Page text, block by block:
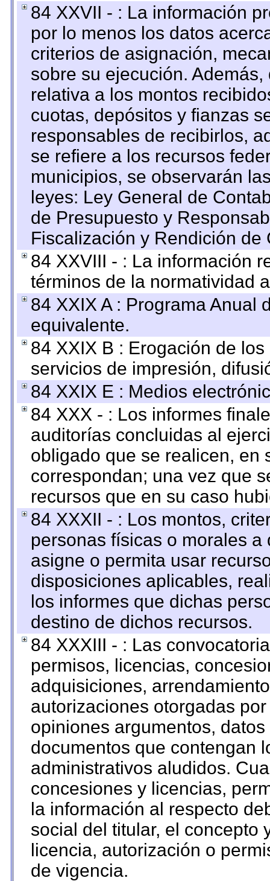
84 XXVII - : La información
por lo menos los datos
criterios de asignación,
sobre su ejecución.
relativa a los montos
cuotas, depósitos y fianzas
responsables de recibirlos,
se refiere a los recursos
municipios, se observarán
leyes: Ley General de
de Presupuesto y
Fiscalización y Rendición
84 XXVIII - : La información
términos de la normatividad
84 XXIX A : Programa Anual
equivalente.
84 XXIX B : Erogación de
servicios de impresión,
84 XXIX E : Medios
84 XXX - : Los informes
auditorías concluidas al
obligado que se realicen, en
correspondan; una vez que
recursos que en su caso
84 XXXII - : Los montos,
personas físicas o morales
asigne o permita usar
disposiciones aplicables,
los informes que dichas
destino de dichos recursos.
84 XXXIII - : Las
permisos, licencias,
adquisiciones,
autorizaciones otorgadas
opiniones argumentos,
documentos que contengan
administrativos aludidos.
concesiones y licencias,
la información al respecto
social del titular, el concepto
licencia, autorización o
de vigencia.